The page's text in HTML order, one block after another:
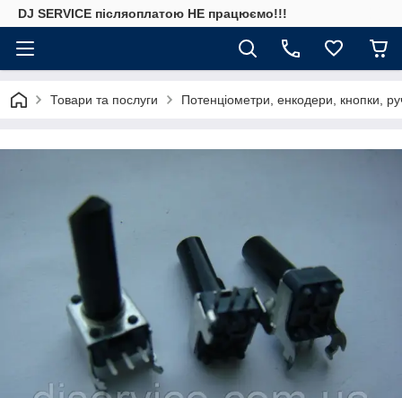
DJ SERVICE пiсляоплатою НЕ працюємо!!!
Товари та послуги Потенціометри, енкодери, кнопки,